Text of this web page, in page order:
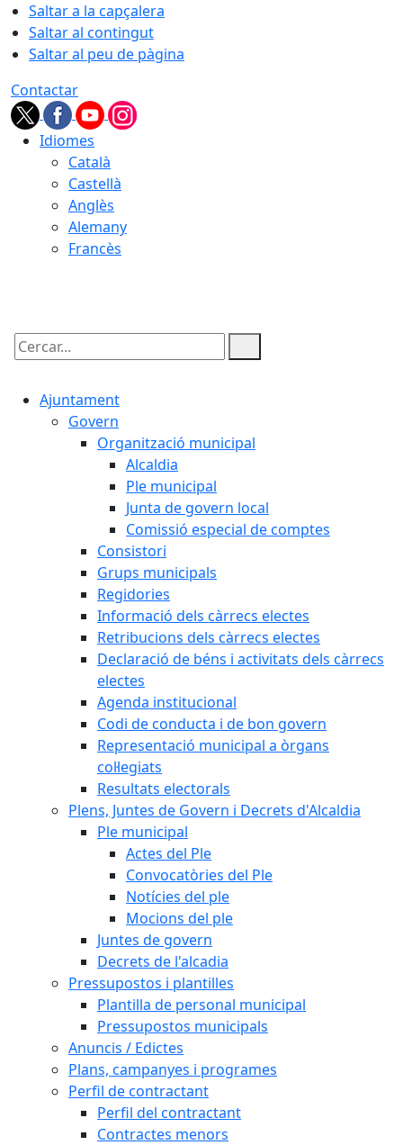
Saltar a la capçalera
Saltar al contingut
Saltar al peu de pàgina
Contactar
Idiomes
Català
Castellà
Anglès
Alemany
Francès
Cercar:
Ajuntament
Govern
Organització municipal
Alcaldia
Ple municipal
Junta de govern local
Comissió especial de comptes
Consistori
Grups municipals
Regidories
Informació dels càrrecs electes
Retribucions dels càrrecs electes
Declaració de béns i activitats dels càrrecs
electes
Agenda institucional
Codi de conducta i de bon govern
Representació municipal a òrgans
col·legiats
Resultats electorals
Plens, Juntes de Govern i Decrets d'Alcaldia
Ple municipal
Actes del Ple
Convocatòries del Ple
Notícies del ple
Mocions del ple
Juntes de govern
Decrets de l'alcadia
Pressupostos i plantilles
Plantilla de personal municipal
Pressupostos municipals
Anuncis / Edictes
Plans, campanyes i programes
Perfil de contractant
Perfil del contractant
Contractes menors